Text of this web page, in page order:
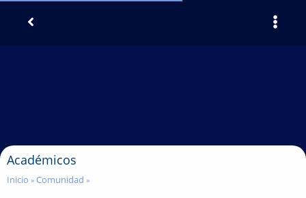
Académicos
Inicio » Comunidad »